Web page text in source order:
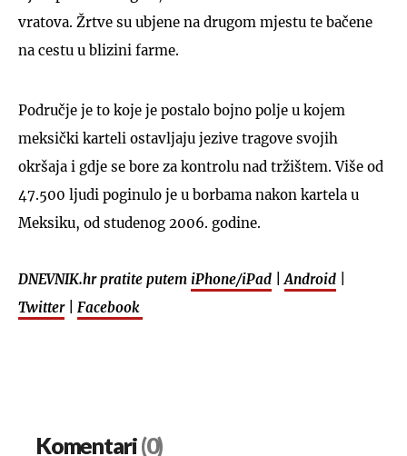
vratova. Žrtve su ubjene na drugom mjestu te bačene
na cestu u blizini farme.
Područje je to koje je postalo bojno polje u kojem
meksički karteli ostavljaju jezive tragove svojih
okršaja i gdje se bore za kontrolu nad tržištem. Više od
47.500 ljudi poginulo je u borbama nakon kartela u
Meksiku, od studenog 2006. godine.
DNEVNIK.hr pratite putem iPhone/iPad Android
Twitter| Facebook
Komentari(0)